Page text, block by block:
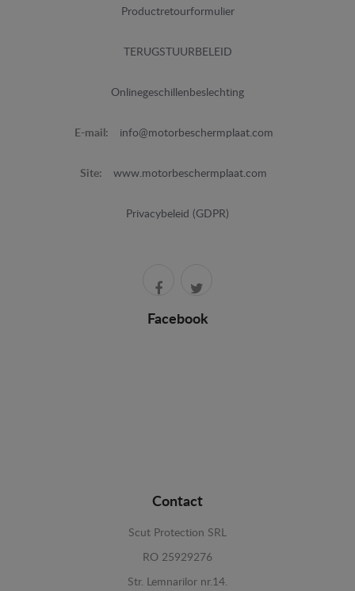
Productretourformulier
TERUGSTUURBELEID
Onlinegeschillenbeslechting
E-mail: info@motorbeschermplaat.com
Site: www.motorbeschermplaat.com
Privacybeleid (GDPR)
Facebook
Contact
Scut Protection SRL
RO 25929276
Str. Lemnarilor nr.14.